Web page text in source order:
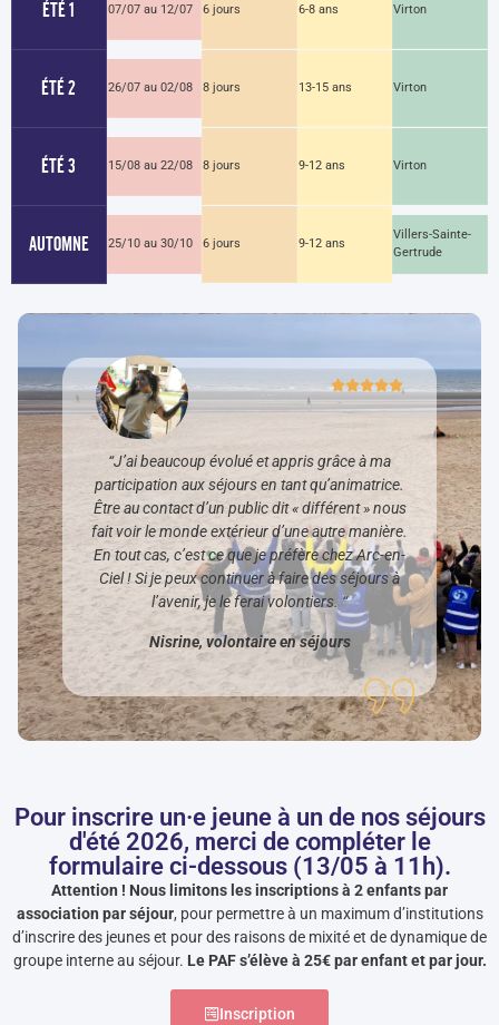
ÉTÉ 1 07/07 au 12/07 6 jours 6-8 ans Virton
ÉTÉ 2 26/07 au 02/08 8 jours 13-15 ans Virton
ÉTÉ 3 15/08 au 22/08 8 jours 9-12 ans Virton
AUTOMNE 25/10 au 30/10 6 jours 9-12 ans
Villers-Sainte-
Gertrude
“J’ai beaucoup évolué et appris grâce à ma
participation aux séjours en tant qu’animatrice.
Être au contact d’un public dit « différent » nous
fait voir le monde extérieur d’une autre manière.
En tout cas, c’est ce que je préfère chez Arc-en-
Ciel ! Si je peux continuer à faire des séjours à
l’avenir, je le ferai volontiers. “
Nisrine, volontaire en séjours
Pour inscrire un·e jeune à un de nos séjours
d'été 2026, merci de compléter le
formulaire ci-dessous (13/05 à 11h).
Attention ! Nous limitons les inscriptions à 2 enfants par
association par séjour, pour permettre à un maximum d’institutions
d’inscrire des jeunes et pour des raisons de mixité et de dynamique de
groupe interne au séjour. Le PAF s’élève à 25€ par enfant et par jour.
Inscription